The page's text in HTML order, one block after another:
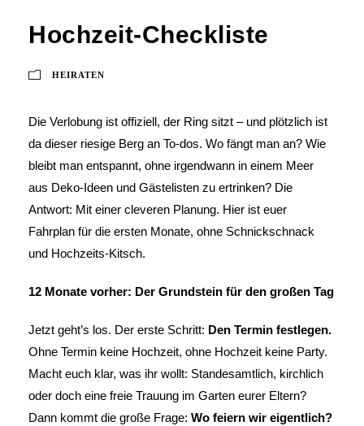
Hochzeit-Checkliste
HEIRATEN
Die Verlobung ist offiziell, der Ring sitzt – und plötzlich ist
da dieser riesige Berg an To-dos. Wo fängt man an? Wie
bleibt man entspannt, ohne irgendwann in einem Meer
aus Deko-Ideen und Gästelisten zu ertrinken? Die
Antwort: Mit einer cleveren Planung. Hier ist euer
Fahrplan für die ersten Monate, ohne Schnickschnack
und Hochzeits-Kitsch.
12 Monate vorher: Der Grundstein für den großen Tag
Jetzt geht’s los. Der erste Schritt: Den Termin festlegen.
Ohne Termin keine Hochzeit, ohne Hochzeit keine Party.
Macht euch klar, was ihr wollt: Standesamtlich, kirchlich
oder doch eine freie Trauung im Garten eurer Eltern?
Dann kommt die große Frage: Wo feiern wir eigentlich?